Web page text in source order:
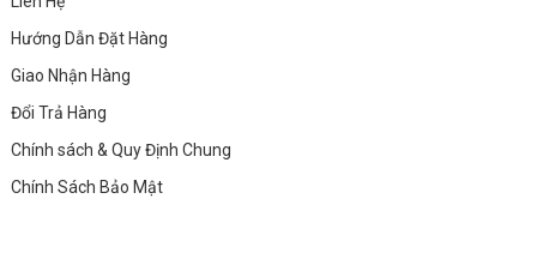
Hướng Dẫn Đặt Hàng
Giao Nhận Hàng
Đổi Trả Hàng
Chính sách & Quy Định Chung
Chính Sách Bảo Mật